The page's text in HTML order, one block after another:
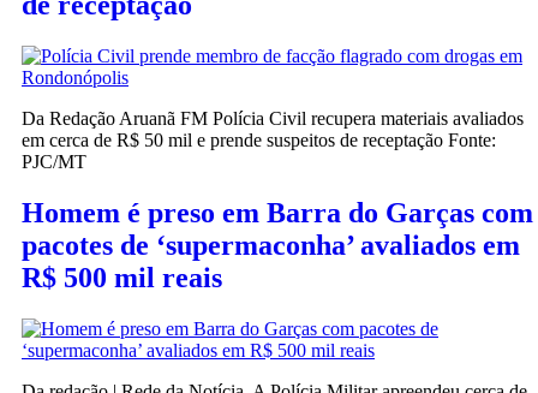
Da Redação Aruanã FM Polícia Civil recupera materiais avaliados
em cerca de R$ 50 mil e prende suspeitos de receptação Fonte:
PJC/MT
Homem é preso em Barra do Garças com
pacotes de ‘supermaconha’ avaliados em
R$ 500 mil reais